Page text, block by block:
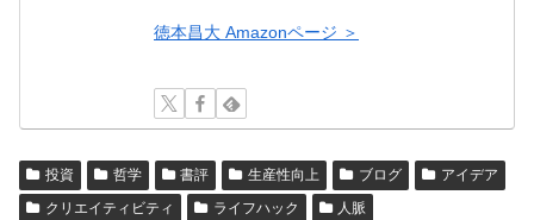
徳本昌大 Amazonページ ＞
投資 哲学 書評 生産性向上 ブログ
アイデア
クリエイティビティ
ライフハック 人脈